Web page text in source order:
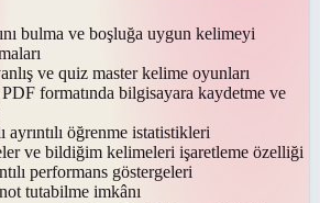
bulma ve boşluğa uygun kelimeyi
ve quiz master kelime oyunları
formatında bilgisayara kaydetme ve
ayrıntılı öğrenme istatistikleri
ve bildiğim kelimeleri işaretleme özelliği
performans göstergeleri
tutabilme imkânı